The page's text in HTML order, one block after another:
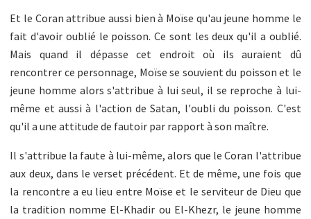
Et le Coran attribue aussi bien à Moïse qu'au jeune homme le
fait d'avoir oublié le poisson. Ce sont les deux qu'il a oublié.
Mais quand il dépasse cet endroit où ils auraient dû
rencontrer ce personnage, Moïse se souvient du poisson et le
jeune homme alors s'attribue à lui seul, il se reproche à lui-
même et aussi à l'action de Satan, l'oubli du poisson. C'est
qu'il a une attitude de fautoir par rapport à son maître.
Il s'attribue la faute à lui-même, alors que le Coran l'attribue
aux deux, dans le verset précédent. Et de même, une fois que
la rencontre a eu lieu entre Moïse et le serviteur de Dieu que
la tradition nomme El-Khadir ou El-Khezr, le jeune homme